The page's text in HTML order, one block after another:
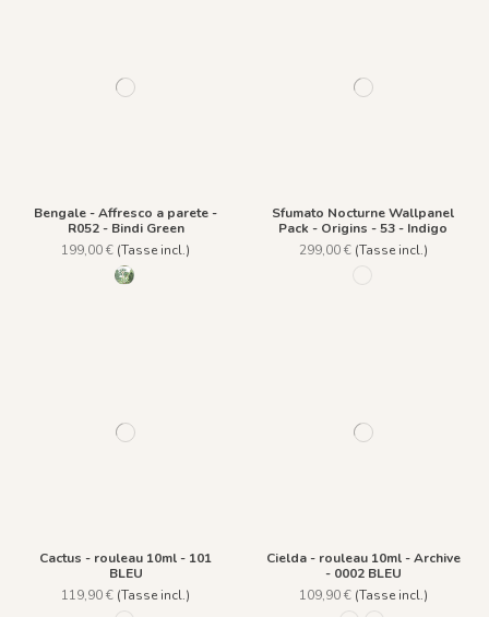
Bengale - Affresco a parete -
R052 - Bindi Green
199,00 € (Tasse incl.)
R052 - Bindi Green
Sfumato Nocturne Wallpanel
Pack - Origins - 53 - Indigo
299,00 €(Tasse incl.)
Cactus - rouleau 10ml - 101
BLEU
119,90 € (Tasse incl.)
Cielda - rouleau 10ml - Archive
- 0002 BLEU
109,90 €(Tasse incl.)